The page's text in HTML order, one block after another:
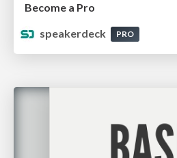
Become a Pro
speakerdeck
PRO